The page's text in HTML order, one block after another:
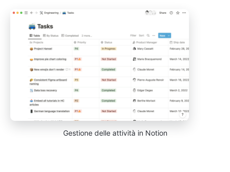
Gestione delle attività in Notion